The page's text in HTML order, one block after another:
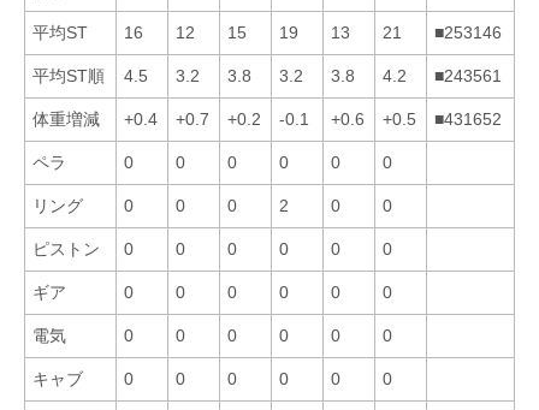
平均ST 16 12 15 19 13 21 ■253146
平均ST順 4.5 3.2 3.8 3.2 3.8 4.2 ■243561
体重増減 +0.4 +0.7 +0.2 -0.1 +0.6 +0.5 ■431652
ペラ 0 0 0 0 0 0
リング 0 0 0 2 0 0
ピストン 0 0 0 0 0 0
ギア 0 0 0 0 0 0
電気 0 0 0 0 0 0
キャブ 0 0 0 0 0 0